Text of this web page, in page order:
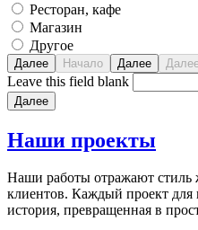
Ресторан, кафе
Магазин
Другое
Leave this field blank
Наши проекты
Наши работы отражают стиль
клиентов. Каждый проект
история, превращенная в